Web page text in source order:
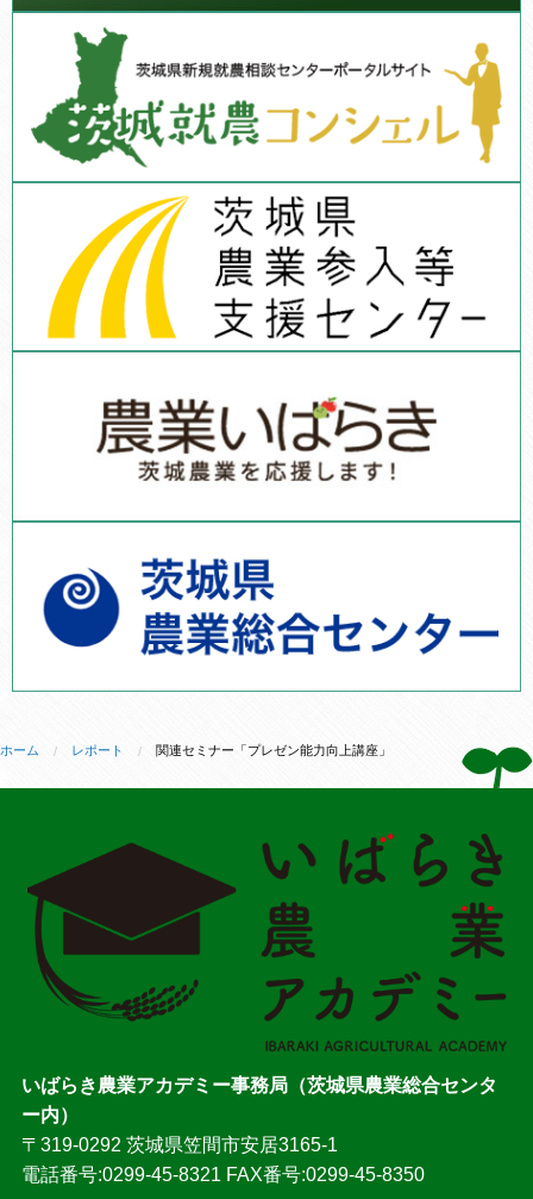
ホーム レポート 関連セミナー「プレゼン能力向上講座」
いばらき農業アカデミー事務局（茨城県農業総合センタ
ー内）
〒319-0292 茨城県笠間市安居3165-1
電話番号:0299-45-8321 FAX番号:0299-45-8350